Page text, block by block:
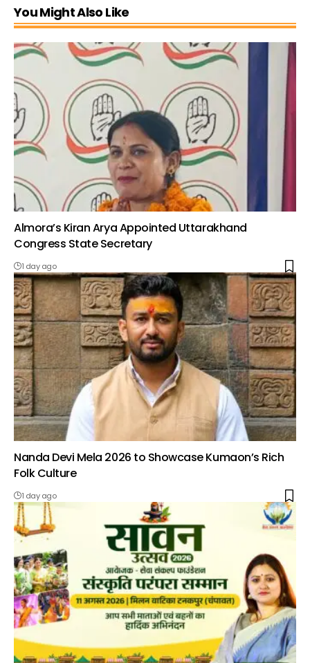
You Might Also Like
Almora’s Kiran Arya Appointed Uttarakhand
Congress State Secretary
1 day ago
Nanda Devi Mela 2026 to Showcase Kumaon’s Rich
Folk Culture
1 day ago